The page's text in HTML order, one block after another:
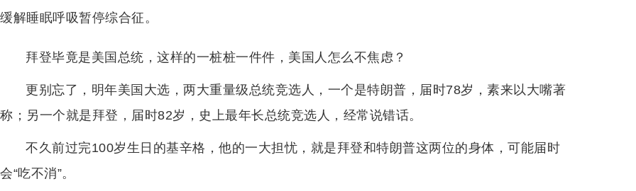
缓解睡眠呼吸暂停综合征。
拜登毕竟是美国总统，这样的一桩桩一件件，美国人怎么不焦虑？
更别忘了，明年美国大选，两大重量级总统竞选人，一个是特朗普，届时78岁，素来以大嘴著
称；另一个就是拜登，届时82岁，史上最年长总统竞选人，经常说错话。
不久前过完100岁生日的基辛格，他的一大担忧，就是拜登和特朗普这两位的身体，可能届时
会“吃不消”。